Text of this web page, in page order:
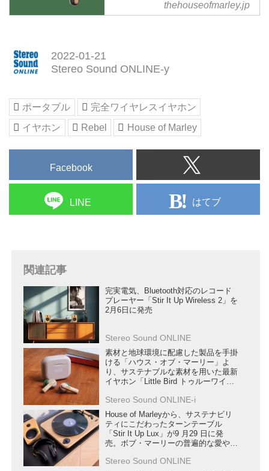
ス使用 : 約 30 時間 重量 : 約
11g(イヤフォン両耳) 約 42g（充
水仕様 : IPX5 フル充電時間 : 約２
ケース） ワイヤレスレンジ : 約
10m 再生周波数帯域 : 20Hz-
20,000hz インピーダンス：32Ω
TYPE C 充電ケーブル（約 3...
thehouseofmarley.jp
2022-01-21
Stereo Sound ONLINE-y
ポータブル
完全ワイヤレスイヤホン
イヤホン
Rebel House of Marley
Facebook
LINE はてブ
関連記事
完実電気、Bluetooth対応のレコード
プレーヤー「Stir It Up Wireless 2」を
2月6日に発売
Stereo Sound ONLINE
素材と地球環境に配慮した製品を手掛
ける「ハウス・オブ・マーリー」よ
り、サステナブルな素材を用いた最新
イヤホン「Little Bird トゥルーワイヤ
Stereo Sound ONLINE-i
House of Marleyから、サステナビリ
ティにこだわったターンテーブル
「Stir It Up Lux」が9 月29 日に発
売。ボブ・マーリーの普遍的な愛や音
クトを具象化
Stereo Sound ONLINE